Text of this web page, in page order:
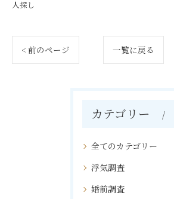
人探し
< 前のページ 一覧に戻る
カテゴリー
全てのカテゴリー
浮気調査
婚前調査